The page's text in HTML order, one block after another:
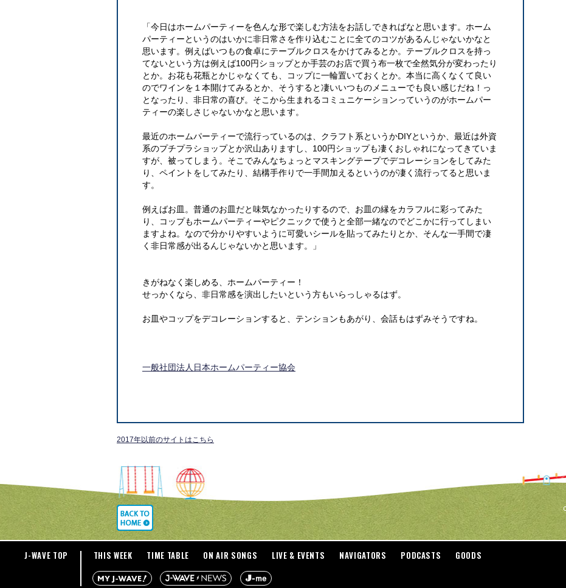
「今日はホームパーティーを色んな形で楽しむ方法をお話しできればなと思います。ホーム
パーティーというのはいかに非日常さを作り込むことに全てのコツがあるんじゃないかなと
思います。例えばいつもの食卓にテーブルクロスをかけてみるとか。テーブルクロスを持っ
てないという方は例えば100円ショップとか手芸のお店で買う布一枚で全然気分が変わったり
とか。お花も花瓶とかじゃなくても、コップに一輪置いておくとか。本当に高くなくて良い
のでワインを１本開けてみるとか、そうすると凄いいつものメニューでも良い感じだね！っ
となったり、非日常の喜び。そこから生まれるコミュニケーションっていうのがホームパー
ティーの楽しさじゃないかなと思います。
最近のホームパーティーで流行っているのは、クラフト系というかDIYというか、最近は外資
系のプチプラショップとか沢山ありますし、100円ショップも凄くおしゃれになってきていま
すが、被ってしまう。そこでみんなちょっとマスキングテープでデコレーションをしてみた
り、ペイントをしてみたり、結構手作りで一手間加えるというのが凄く流行ってると思いま
す。
例えばお皿。普通のお皿だと味気なかったりするので、お皿の縁をカラフルに彩ってみた
り、コップもホームパーティーやピクニックで使うと全部一緒なのでどこかに行ってしまい
ますよね。なので分かりやすいように可愛いシールを貼ってみたりとか、そんな一手間で凄
く非日常感が出るんじゃないかと思います。」
きがねなく楽しめる、ホームパーティー！
せっかくなら、非日常感を演出したいという方もいらっしゃるはず。
お皿やコップをデコレーションすると、テンションもあがり、会話もはずみそうですね。
一般社団法人日本ホームパーティー協会
2017年以前のサイトはこちら
J-WAVE TOP THIS WEEK TIME TABLE ON AIR SONGS LIVE & EVENTS NAVIGATORS PODCASTS GOODS